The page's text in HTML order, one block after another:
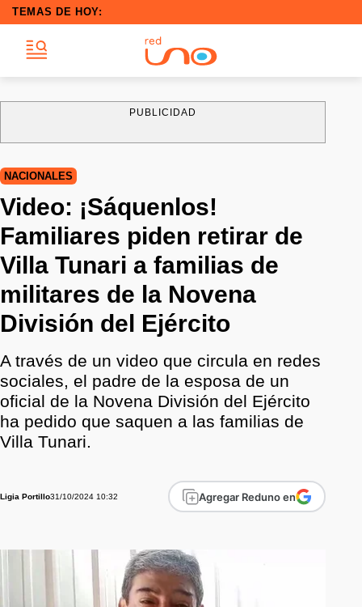
TEMAS DE HOY:
PUBLICIDAD
NACIONALES
Video: ¡Sáquenlos!
Familiares piden retirar de
Villa Tunari a familias de
militares de la Novena
División del Ejército
A través de un video que circula en redes
sociales, el padre de la esposa de un
oficial de la Novena División del Ejército
ha pedido que saquen a las familias de
Villa Tunari.
Ligia Portillo31/10/2024 10:32 Agregar Reduno en